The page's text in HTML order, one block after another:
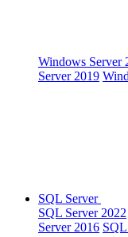
Windows Server
Server 2019
SQL Server
SQL Server 2022
Server 2016